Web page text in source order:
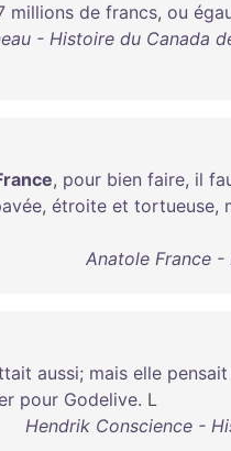
millions de francs, ou
- Histoire du Canada
, pour bien faire, il
, étroite et tortueuse,
Anatole France
aussi; mais elle pensait
pour Godelive. L
Hendrik Conscience -